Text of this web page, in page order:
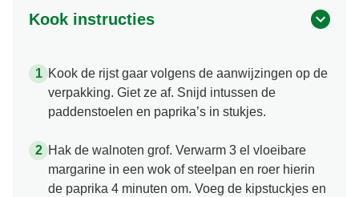
Kook instructies
Kook de rijst gaar volgens de aanwijzingen op de
verpakking. Giet ze af. Snijd intussen de
paddenstoelen en paprika’s in stukjes.
Hak de walnoten grof. Verwarm 3 el vloeibare
margarine in een wok of steelpan en roer hierin
de paprika 4 minuten om. Voeg de kipstuckjes en